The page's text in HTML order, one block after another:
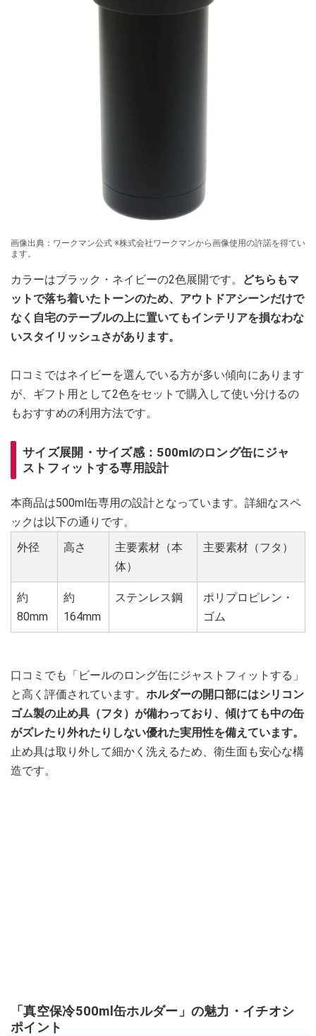
画像出典：ワークマン公式 ※株式会社ワークマンから画像使用の許諾を得てい
ます。
カラーはブラック・ネイビーの2色展開です。
どちらもマ
ットで落ち着いたトーンのため、アウトドアシーンだけで
なく自宅のテーブルの上に置いてもインテリアを損なわな
いスタイリッシュさがあります。
口コミではネイビーを選んでいる方が多い傾向にあります
が、ギフト用として2色をセットで購入して使い分けるの
もおすすめの利用方法です。
サイズ展開・サイズ感：500mlのロング缶にジャ
ストフィットする専用設計
本商品は500ml缶専用の設計となっています。詳細なスペ
ックは以下の通りです。
外径
高さ
主要素材（本
体）
主要素材（フタ）
約
80mm
約
164mm
ステンレス鋼
ポリプロピレン・
ゴム
口コミでも「ビールのロング缶にジャストフィットする」
と高く評価されています。 ホルダーの開口部にはシリコン
ゴム製の止め具（フタ）が備わっており、傾けても中の缶
がズレたり外れたりしない優れた実用性を備えています。
止め具は取り外して細かく洗えるため、衛生面も安心な構
造です。
「真空保冷500ml缶ホルダー」の魅力・イチオシ
ポイント